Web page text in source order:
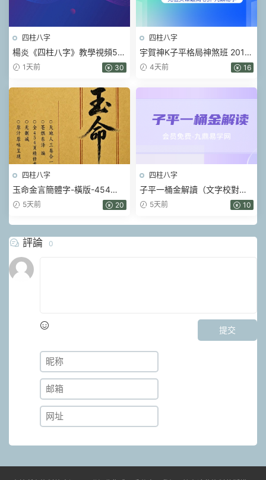
四柱八字
楊炎《四柱八字》教學視頻56
集 1天前 30
四柱八字
宇賀神K子平格局神煞班 2017
年 .pdf 452頁
4天前 16
四柱八字
玉命金言簡體字-橫版-454
頁.pdf
5天前 20
四柱八字
子平一桶金解讀（文字校對整
理）.pdf 214頁
5天前 10
評論 0
提交